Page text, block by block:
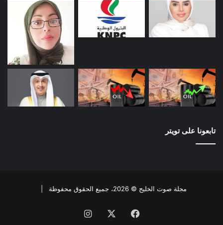
تابعونا على تويتر
مجلة صوت الخليج © 2026، جميع الحقوق محفوظة |
فيسبوك انستقرام